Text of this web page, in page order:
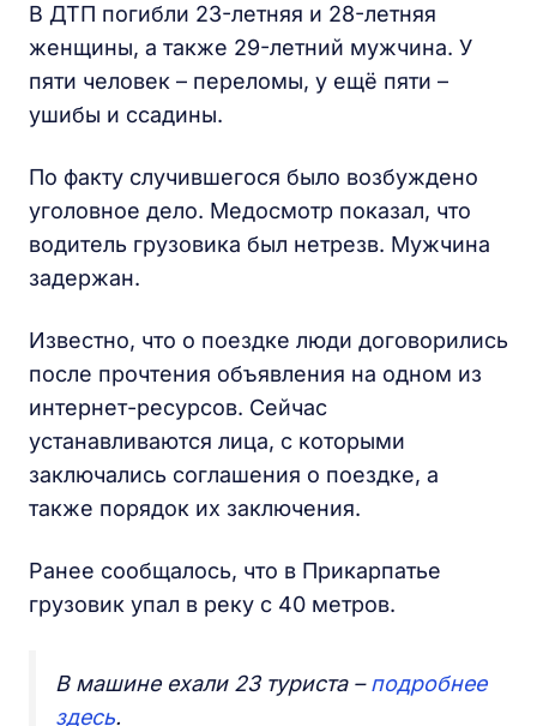
В ДТП погибли 23-летняя и 28-летняя
женщины, а также 29-летний мужчина. У
пяти человек – переломы, у ещё пяти –
ушибы и ссадины.
По факту случившегося было возбуждено
уголовное дело. Медосмотр показал, что
водитель грузовика был нетрезв. Мужчина
задержан.
Известно, что о поездке люди договорились
после прочтения объявления на одном из
интернет-ресурсов. Сейчас
устанавливаются лица, с которыми
заключались соглашения о поездке, а
также порядок их заключения.
Ранее сообщалось, что в Прикарпатье
грузовик упал в реку с 40 метров.
В машине ехали 23 туриста –подробнее
здесь.